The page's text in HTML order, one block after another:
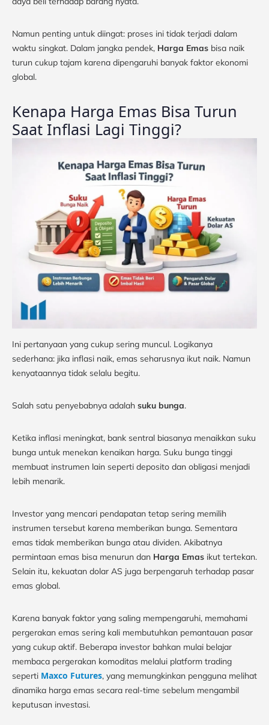
Namun penting untuk diingat: proses ini tidak terjadi dalam
waktu singkat. Dalam jangka pendek, Harga Emas bisa naik
turun cukup tajam karena dipengaruhi banyak faktor ekonomi
global.
Kenapa Harga Emas Bisa Turun
Saat Inflasi Lagi Tinggi?
Ini pertanyaan yang cukup sering muncul. Logikanya
sederhana: jika inflasi naik, emas seharusnya ikut naik. Namun
kenyataannya tidak selalu begitu.
Salah satu penyebabnya adalah suku bunga.
Ketika inflasi meningkat, bank sentral biasanya menaikkan suku
bunga untuk menekan kenaikan harga. Suku bunga tinggi
membuat instrumen lain seperti deposito dan obligasi menjadi
lebih menarik.
Investor yang mencari pendapatan tetap sering memilih
instrumen tersebut karena memberikan bunga. Sementara
emas tidak memberikan bunga atau dividen. Akibatnya
permintaan emas bisa menurun dan Harga Emas ikut tertekan.
Selain itu, kekuatan dolar AS juga berpengaruh terhadap pasar
emas global.
Karena banyak faktor yang saling mempengaruhi, memahami
pergerakan emas sering kali membutuhkan pemantauan pasar
yang cukup aktif. Beberapa investor bahkan mulai belajar
membaca pergerakan komoditas melalui platform trading
seperti Maxco Futures, yang memungkinkan pengguna melihat
dinamika harga emas secara real-time sebelum mengambil
keputusan investasi.